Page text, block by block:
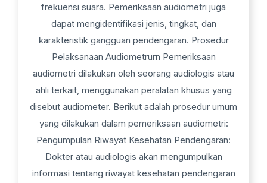
frekuensi suara. Pemeriksaan audiometri juga
dapat mengidentifikasi jenis, tingkat, dan
karakteristik gangguan pendengaran. Prosedur
Pelaksanaan Audiometrurn Pemeriksaan
audiometri dilakukan oleh seorang audiologis atau
ahli terkait, menggunakan peralatan khusus yang
disebut audiometer. Berikut adalah prosedur umum
yang dilakukan dalam pemeriksaan audiometri:
Pengumpulan Riwayat Kesehatan Pendengaran:
Dokter atau audiologis akan mengumpulkan
informasi tentang riwayat kesehatan pendengaran